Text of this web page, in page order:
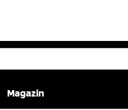
Magazin